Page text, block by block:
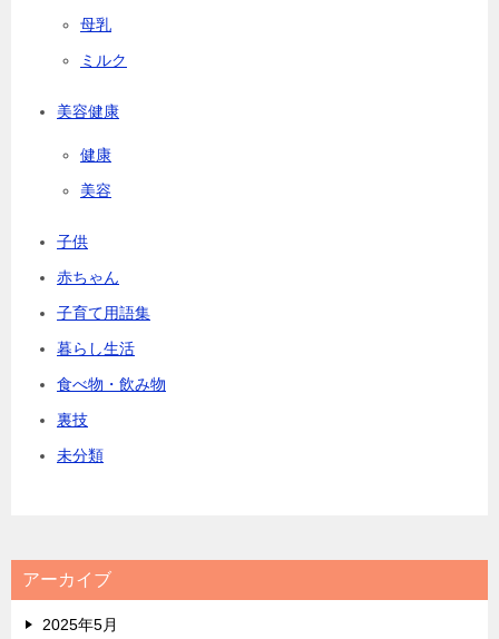
母乳
ミルク
美容健康
健康
美容
子供
赤ちゃん
子育て用語集
暮らし生活
食べ物・飲み物
裏技
未分類
アーカイブ
2025年5月